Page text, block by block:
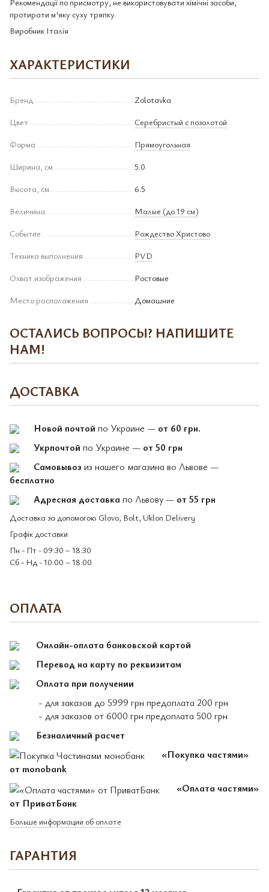
протирати м'яку суху тряпку.
Виробник Італія
ХАРАКТЕРИСТИКИ
Бренд
Zolotavka
Цвет
Серебристый с позолотой
Форма
Прямоугольная
Ширина, см
5.0
Высота, см
6.5
Величина
Малые (до 19 см)
Событие
Рождество Христово
Техника выполнения
PVD
Охват изображения
Ростовые
Место расположения
Домашние
ОСТАЛИСЬ ВОПРОСЫ? НАПИШИТЕ
НАМ!
ДОСТАВКА
Новой почтой по Украине — от 60 грн.
Укрпочтой по Украине — от 50 грн
Самовывоз из нашего магазина во Львове —
бесплатно
Адресная доставка по Львову — от 55 грн
Доставка за допомогою Glovo, Bolt, Uklon Delivery
Графік доставки
Пн - Пт - 09:30 – 18:30
Сб - Нд - 10:00 – 18:00
ОПЛАТА
Онлайн-оплата банковской картой
Перевод на карту по реквизитам
Оплата при получении
- для заказов до 5999 грн предоплата 200 грн
- для заказов от 6000 грн предоплата 500 грн
Безналичный расчет
«Покупка частями»
от monobank
«Оплата частями»
от ПриватБанк
Больше информации об оплате
ГАРАНТИЯ